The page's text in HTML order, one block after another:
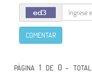
COMENTAR
PÁGINA 1 DE 0 -TOTAL